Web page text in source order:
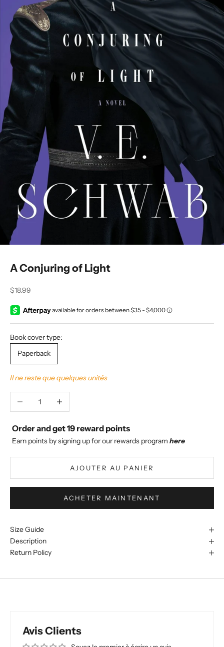
A Conjuring of Light
Prix de vente
$18.99
Book cover type:
Paperback
Il ne reste que quelques unités
Diminuer la quantitéAugmenter la quantité
Order and get19 reward points
Earn points by signing up for our rewards program here
AJOUTER AU PANIER
ACHETER MAINTENANT
Size Guide
Description
Return Policy
Avis Clients